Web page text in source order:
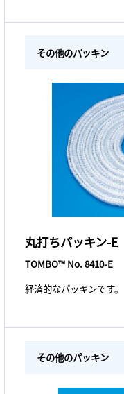
その他のパッキン
丸打ちパッキン-E
TOMBO™ No. 8410-E
経済的なパッキンです。
その他のパッキン